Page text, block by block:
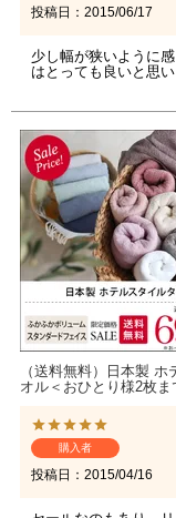
投稿日 2015/06/17
少し幅が狭いように
はとっても良いと思い
（送料無料）日本製
オル＜おひとり様2枚
購入者
投稿日 2015/04/16